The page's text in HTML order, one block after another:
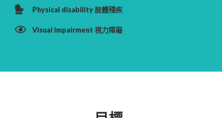
Physical disability 肢體殘疾
Visual impairment 視力障礙